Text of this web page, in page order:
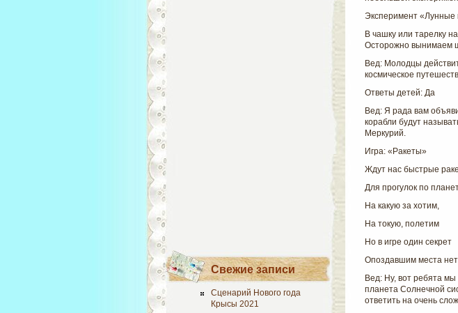
Свежие записи
Сценарий Нового года
Крысы 2021
Эксперимент «Лунные
В чашку или тарелку
Осторожно вынимаем
Вед: Молодцы
космическое
Ответы детей: Да
Вед: Я рада вам
корабли будут
Меркурий.
Игра: «Ракеты»
Ждут нас быстрые
Для прогулок по
На какую за хотим,
На токую, полетим
Но в игре один секрет
Опоздавшим места нет
Вед: Ну, вот ребята
планета Солнечной
ответить на очень